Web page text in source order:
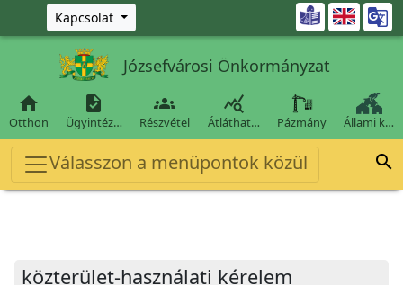
Ugrás a fő tartalomra
Kapcsolat 
Józsefvárosi Önkormányzat

Otthon

Ügyintéz…

Részvétel

Átláthat… Pázmány Állami k…
Válasszon a menüpontok közül 
közterület-használati kérelem